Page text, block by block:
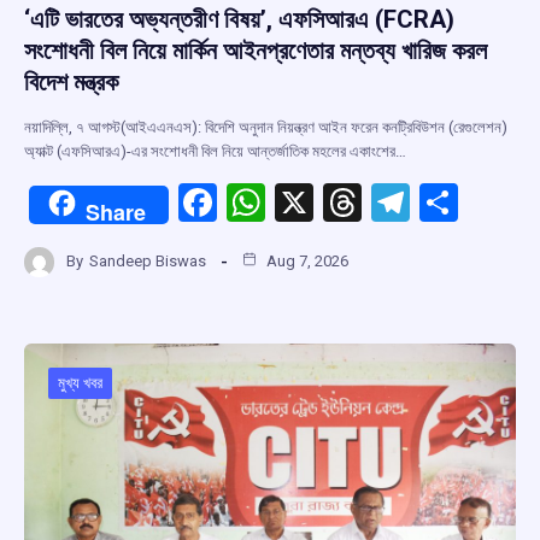
‘এটি ভারতের অভ্যন্তরীণ বিষয়’, এফসিআরএ (FCRA)
সংশোধনী বিল নিয়ে মার্কিন আইনপ্রণেতার মন্তব্য খারিজ করল
বিদেশ মন্ত্রক
নয়াদিল্লি, ৭ আগস্ট(আইএএনএস): বিদেশি অনুদান নিয়ন্ত্রণ আইন ফরেন কনট্রিবিউশন (রেগুলেশন)
অ্যাক্ট (এফসিআরএ)-এর সংশোধনী বিল নিয়ে আন্তর্জাতিক মহলের একাংশের…
Share
F
ce
o
o
k
W
at
A
p
p
X
T
d
s
T
a
m
By Sandeep Biswas Aug 7, 2026
মুখ্য খবর